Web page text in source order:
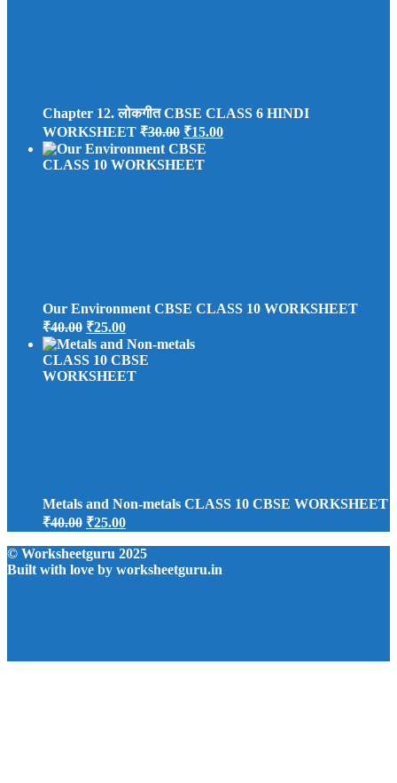
Chapter 12. लोकगीत CBSE CLASS 6 HINDI
WORKSHEET ₹30.00 Original
price
was:
₹15.00Current
Our Environment CBSE CLASS 10 WORKSHEET
₹40.00 Original
price
was:
₹40.00.
₹25.00Current
price
is:
₹25.00.
Metals and Non-metals CLASS 10 CBSE WORKSHEET
₹40.00 Original
price
was:
₹40.00.
₹25.00Current
price
is:
₹25.00.
© Worksheetguru 2025
Built with love by worksheetguru.in